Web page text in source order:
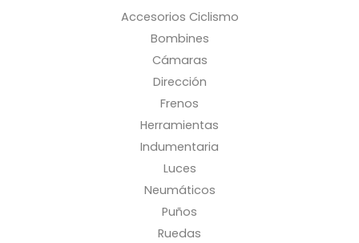
Accesorios Ciclismo
Bombines
Cámaras
Dirección
Frenos
Herramientas
Indumentaria
Luces
Neumáticos
Puños
Ruedas